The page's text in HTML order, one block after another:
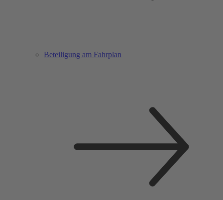
Beteiligung am Fahrplan